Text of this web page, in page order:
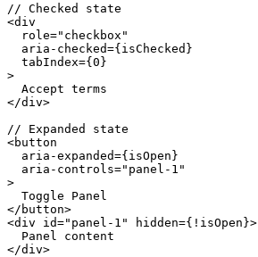
// Checked state
<div
  role
="checkbox"
  aria-checked
={isChecked}
  tabIndex
={ 0 }
>
  Accept terms
</div>
// Expanded state
<button
  aria-expanded
={isOpen}
  aria-controls
="panel-1"
>
  Toggle Panel
</ button>
<div id="panel-1" hidden={ ! isOpen}>
  Panel content
</div>